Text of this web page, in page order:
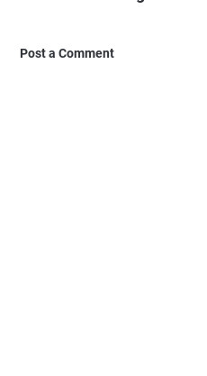
Post a Comment